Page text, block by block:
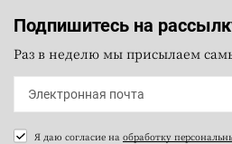
Подпишитесь на
Раз в неделю мы присылаем
Я даю согласие на обработку